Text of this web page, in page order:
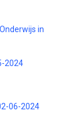
in
2024
06-2024